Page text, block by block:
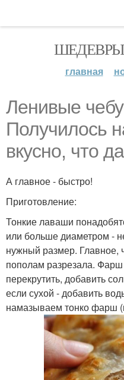
главная
Ленивые
Получилось
вкусно, что
А главное - быстро!
Приготовление:
Тонкие лаваши
или больше диаметром -
нужный размер. Главное,
пополам разрезала.
перекрутить, добавить
если сухой - добавить
намазываем тонко фарш